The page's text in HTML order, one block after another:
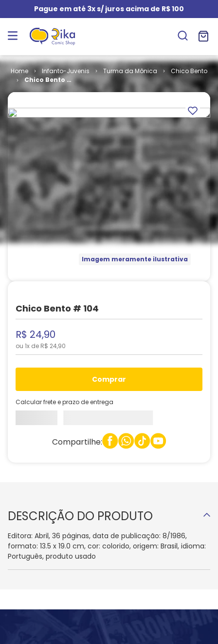
Pague em até 3x s/ juros acima de R$ 100
Infanto-Juvenis Turma da Mônica
Chico Bento
Chico Bento #
104
Imagem meramente ilustrativa
Chico Bento # 104
R$ 24,90
ou 1x de R$ 24,90
comprar
Calcular frete e prazo de entrega
Compartilhe:
DESCRIÇÃO DO PRODUTO
Editora: Abril, 36 páginas, data de publicação: 8/1986,
formato: 13.5 x 19.0 cm, cor: colorido, origem: Brasil, idioma:
Português, produto usado